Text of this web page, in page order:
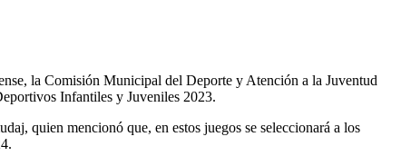
la Comisión Municipal del Deporte y Atención a la Juventud
Infantiles y Juveniles 2023.
quien mencionó que, en estos juegos se seleccionará a los